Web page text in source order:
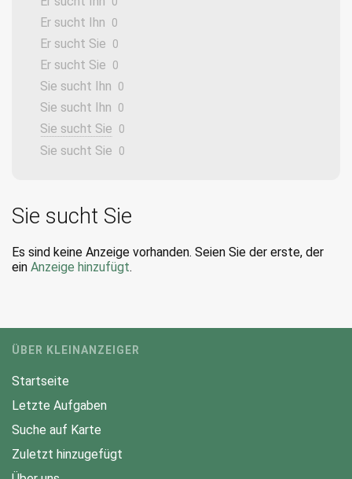
Er sucht Ihn 0
Er sucht Sie 0
Er sucht Sie 0
Sie sucht Ihn 0
Sie sucht Ihn 0
Sie sucht Sie 0
Sie sucht Sie 0
Sie sucht Sie
Es sind keine Anzeige vorhanden. Seien Sie der erste, der
ein Anzeige hinzufügt.
ÜBER KLEINANZEIGER
Startseite
Letzte Aufgaben
Suche auf Karte
Zuletzt hinzugefügt